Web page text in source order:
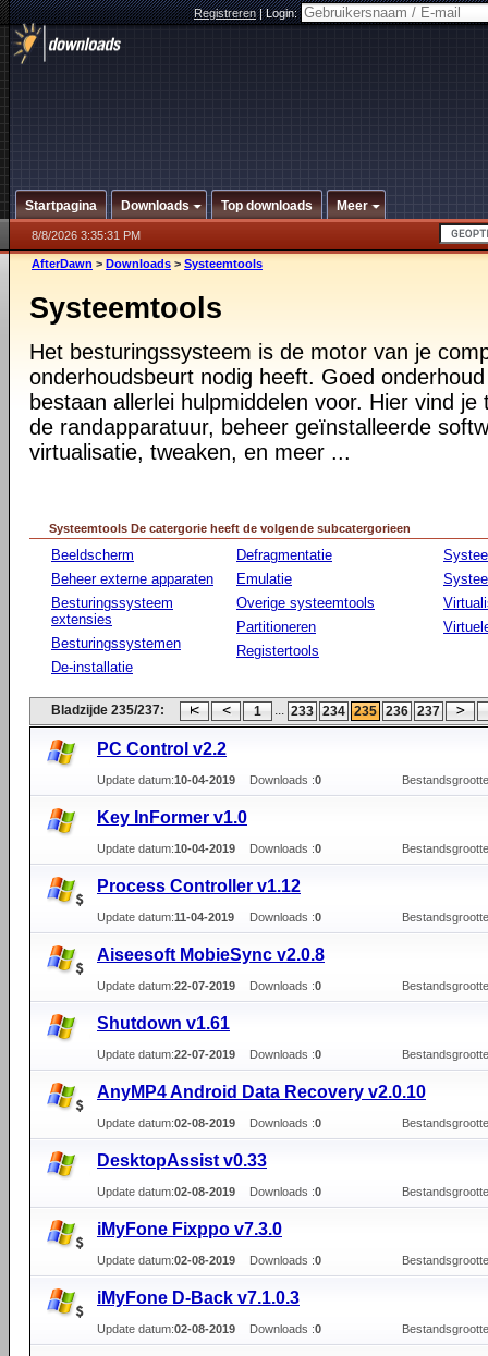
Registreren|Login:
Startpagina Downloads Top downloads Meer
8/8/2026 3:35:31 PM
AfterDawn > Downloads > Systeemtools
Systeemtools
Het besturingssysteem is de motor van je
onderhoudsbeurt nodig heeft. Goed
bestaan allerlei hulpmiddelen voor. Hier vind
de randapparatuur, beheer geïnstalleerde
virtualisatie, tweaken, en meer ...
Systeemtools De catergorie heeft de volgende subcatergorieen
Beeldscherm
Beheer externe apparaten
Besturingssysteem
extensies
Besturingssystemen
De-installatie
Defragmentatie
Emulatie
Overige systeemtools
Partitioneren
Registertools
Bladzijde 235/237: 1 ... 233 234 235 236 237
PC Control v2.2
Update datum:10-04-2019 Downloads :0
Key InFormer v1.0
Update datum:10-04-2019 Downloads :0
Process Controller v1.12
Update datum:11-04-2019 Downloads :0
Aiseesoft MobieSync v2.0.8
Update datum:22-07-2019 Downloads :0
Shutdown v1.61
Update datum:22-07-2019 Downloads :0
AnyMP4 Android Data Recovery v2.0.10
Update datum:02-08-2019 Downloads :0
DesktopAssist v0.33
Update datum:02-08-2019 Downloads :0
iMyFone Fixppo v7.3.0
Update datum:02-08-2019 Downloads :0
iMyFone D-Back v7.1.0.3
Update datum:02-08-2019 Downloads :0